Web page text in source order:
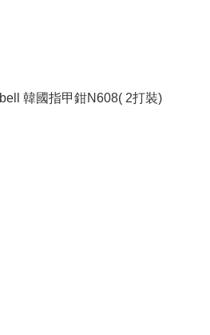
bell 韓國指甲鉗N608( 2打裝)